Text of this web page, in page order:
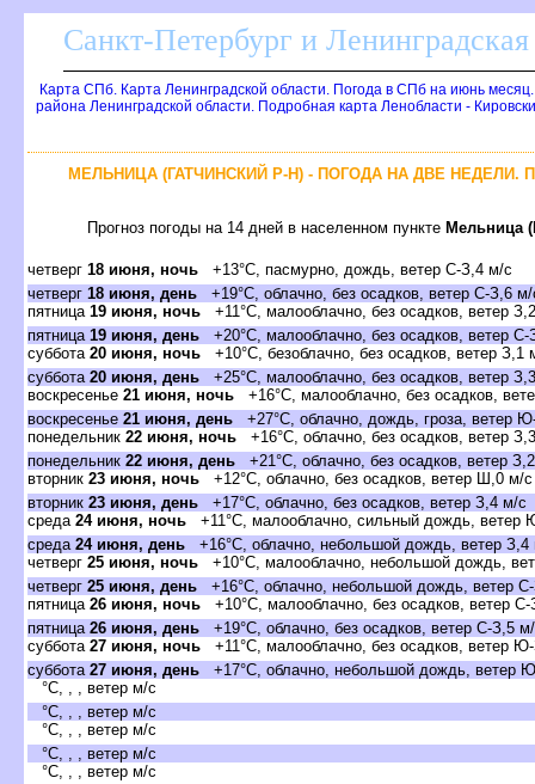
Санкт-Петербург и Ленинградская
Карта СПб. Карта Ленинградской области. Погода в СПб на июнь
района Ленинградской области. Подробная карта Ленобласти -
МЕЛЬНИЦА (ГАТЧИНСКИЙ Р-Н) - ПОГОДА НА ДВЕ НЕДЕЛИ.
Прогноз погоды на 14 дней в населенном пункте Мельница
четвер 18 июня, ночь +13°C, пасмурно, дождь, ветер С-З,4 м/с
четвер 18 июня, день +19°C, облачно, без осадков, ветер С-З,6 м/
пятница 19 июня, ночь +11°C, малооблачно, без осадков, ветер
пятница 19 июня, день +20°C, малооблачно, без осадков, ветер
суббота 20 июня, ночь +10°C, безоблачно, без осадков, ветер З,1
суббота 20 июня, день +25°C, малооблачно, без осадков, ветер
оскресенье 21 июня, ночь +16°C, малооблачно, без осадков,
оскресенье 21 июня, день +27°C, облачно, дождь, гроза, ветер
понедельник 22 июня, ночь +16°C, облачно, без осадков, ветер
понедельник 22 июня, день +21°C, облачно, без осадков, ветер
торник 23 июня, ночь +12°C, облачно, без осадков, ветер Ш,0 м/с
торник 23 июня, день +17°C, облачно, без осадков, ветер З,4 м/с
среда 24 июня, ночь +11°C, малооблачно, сильный дождь, ветер
среда 24 июня, день +16°C, облачно, небольшой дождь, ветер З,4
четвер 25 июня, ночь +10°C, малооблачно, небольшой дождь,
четвер 25 июня, день +16°C, облачно, небольшой дождь, ветер
пятница 26 июня, ночь +10°C, малооблачно, без осадков, ветер
пятница 26 июня, день +19°C, облачно, без осадков, ветер С-З,5
суббота 27 июня, ночь +11°C, малооблачно, без осадков, ветер
суббота 27 июня, день +17°C, облачно, небольшой дождь, ветер
°C, , , ветер м/с
°C, , , ветер м/с
°C, , , ветер м/с
°C, , , ветер м/с
°C, , , ветер м/с